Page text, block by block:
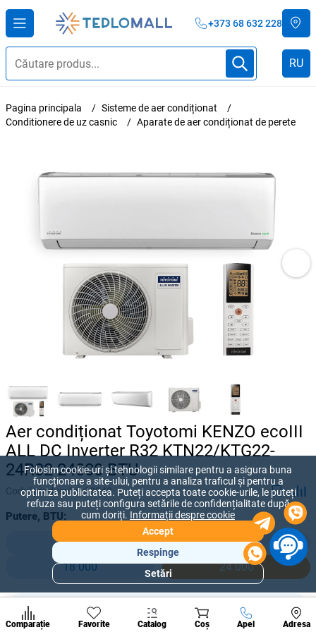
+373 68 632 228
RU
Pagina principala
Sisteme de aer condiționat
Conditionere de uz casnic
Aparate de aer condiționat de perete
Aer condiționat Toyotomi KENZO ecoIII
ALL DC Inverter R32 KTN22/KTG22-
24R32 24000 BTU
Codul produsului:28248
Putere, BTU:
9 000
12 000
18 000
24 000
30 600 lei
25 500 lei +
Comparație Favorite Catalog Coș Apel Adresa
A suna
Secțiuni
populare
de
Folosim cookie-uri și tehnologii similare pentru a asigura buna
funcționare a site-ului, pentru a analiza traficul și pentru a
optimiza publicitatea. Puteți accepta toate cookie-urile, le puteți
refuza sau puteți configura setările de confidențialitate după
cum doriți. Informații despre cookie
Accept
Respinge
Setări